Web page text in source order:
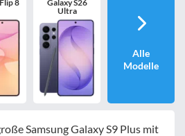
nur 5G-Handys
Bewertung
8
Galaxy S26
Ultra
Alle
Modelle
Samsung Galaxy S9 Plus mit